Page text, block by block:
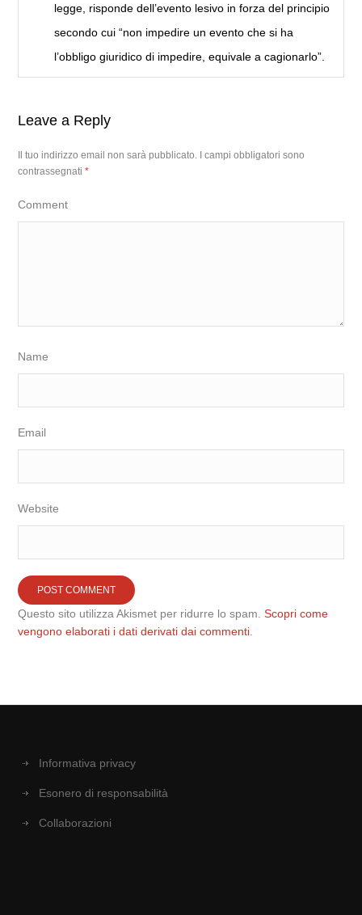
legge, risponde dell’evento lesivo in forza del principio
secondo cui “non impedire un evento che si ha
l’obbligo giuridico di impedire, equivale a cagionarlo”.
Leave a Reply
Il tuo indirizzo email non sarà pubblicato. I campi obbligatori sono
contrassegnati*
Comment
Name
Email
Website
Questo sito utilizza Akismet per ridurre lo spam.Scopri come
vengono elaborati i dati derivati dai commenti
Informativa privacy
Esonero di responsabilità
Collaborazioni